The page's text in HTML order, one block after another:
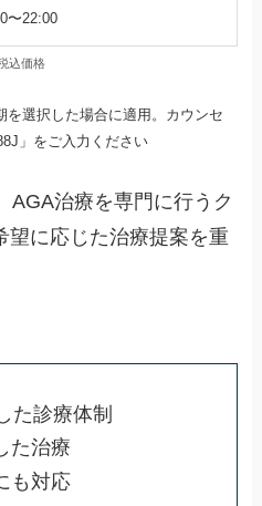
〜22:00
込価格
選択した場合に適用。カウンセ
」をご入力ください
AGA治療を専門に行うク
望に応じた治療提案を重
た診療体制
た治療
も対応